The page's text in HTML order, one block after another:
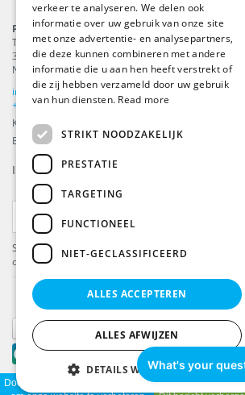
ProFlags B.V.
Tilbury 8
3897 AC,Zeewolde
Nederland
info@beachflags.com
+31 (0) 85 401 4648
KvK: 92559840
BTW-nummer: NL866099657B01
Inschrijven voor onze
Schrijf je in en ontvang de laatste updates over
onze producten.
Door het gebruiken van onze website, ga je akkoord
FRENCH
verkeer te analyseren. We delen ook
informatie over uw gebruik van onze site
met onze advertentie- en analysepartners,
die deze kunnen combineren met andere
informatie die u aan hen heeft verstrekt of
die zij hebben verzameld door uw gebruik
van hun diensten. Read more
STRIKT NOODZAKELIJK
PRESTATIE
TARGETING
FUNCTIONEEL
NIET-GECLASSIFICEERD
ALLES ACCEPTEREN
ALLES AFWIJZEN
DETAILS WEERGEVEN